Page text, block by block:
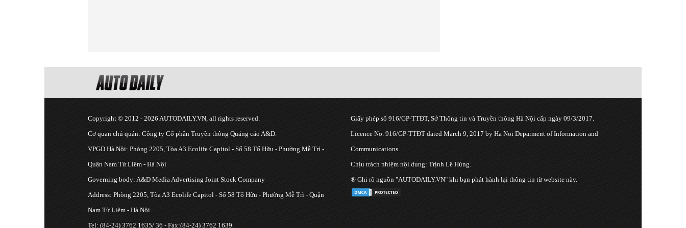
Copyright © 2012 - 2026 AUTODAILY.VN, all rights reserved.
Cơ quan chủ quản: Công ty Cổ phần Truyền thông Quảng cáo A&D.
VPGD Hà Nội: Phòng 2205, Tòa A3 Ecolife Capitol - Số 58 Tố Hữu - Phường Mễ Trì -
Quận Nam Từ Liêm - Hà Nội
Governing body: A&D Media Advertising Joint Stock Company
Address: Phòng 2205, Tòa A3 Ecolife Capitol - Số 58 Tố Hữu - Phường Mễ Trì - Quận
Nam Từ Liêm - Hà Nội
Tel: (84-24) 3762 1635/ 36 - Fax:(84-24) 3762 1639.
Giấy phép số 916/GP-TTĐT, Sở Thông tin và Truyền thông Hà Nội cấp ngày 09/3/2017.
Licence No. 916/GP-TTĐT dated March 9, 2017 by Ha Noi Deparment of Information and
Communications.
Chịu trách nhiệm nội dung: Trịnh Lê Hùng.
® Ghi rõ nguồn "AUTODAILY.VN" khi bạn phát hành lại thông tin từ website này.